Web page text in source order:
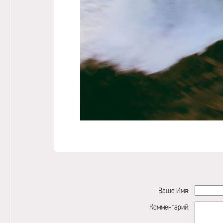
Ваше Имя:
Комментарий: